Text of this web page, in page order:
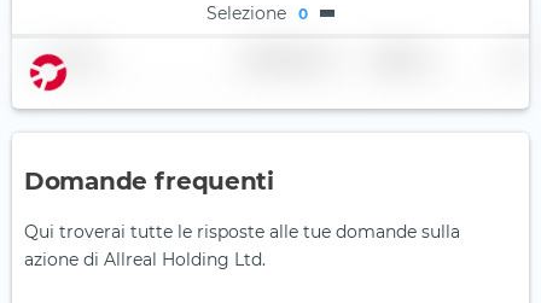
Selezione 0
Nome
Domande frequenti
Qui troverai tutte le risposte alle tue domande sulla
azione di Allreal Holding Ltd.